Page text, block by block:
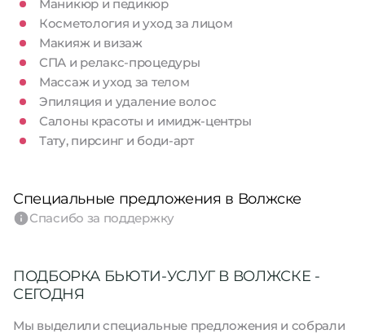
Маникюр и педикюр
Косметология и уход за лицом
Макияж и визаж
СПА и релакс-процедуры
Массаж и уход за телом
Эпиляция и удаление волос
Салоны красоты и имидж-центры
Тату, пирсинг и боди-арт
Специальные предложения в Волжске
Спасибо за поддержку
ПОДБОРКА БЬЮТИ-УСЛУГ В ВОЛЖСКЕ -
СЕГОДНЯ
Мы выделили специальные предложения и собрали